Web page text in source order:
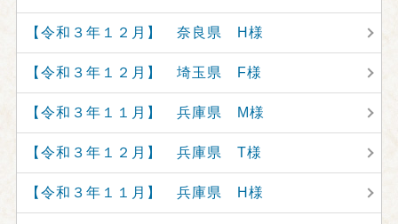
【令和３年１２月】 奈良県 H様
【令和３年１２月】 埼玉県 F様
【令和３年１１月】 兵庫県 M様
【令和３年１２月】 兵庫県 T様
【令和３年１１月】 兵庫県 H様